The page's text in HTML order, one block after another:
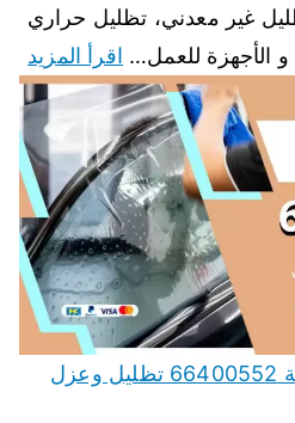
غير معدني، تظليل حراري
اقرأ المزيد
تظليل زجاج المنزل الواحة 66400552 تظليل وعزل